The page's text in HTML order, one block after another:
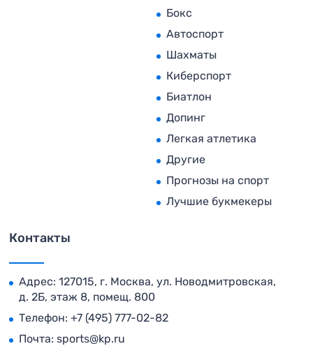
Бокс
Автоспорт
Шахматы
Киберспорт
Биатлон
Допинг
Легкая атлетика
Другие
Прогнозы на спорт
Лучшие букмекеры
Контакты
Адрес: 127015, г. Москва, ул. Новодмитровская,
д. 2Б, этаж 8, помещ. 800
Телефон: +7 (495) 777-02-82
Почта: sports@kp.ru